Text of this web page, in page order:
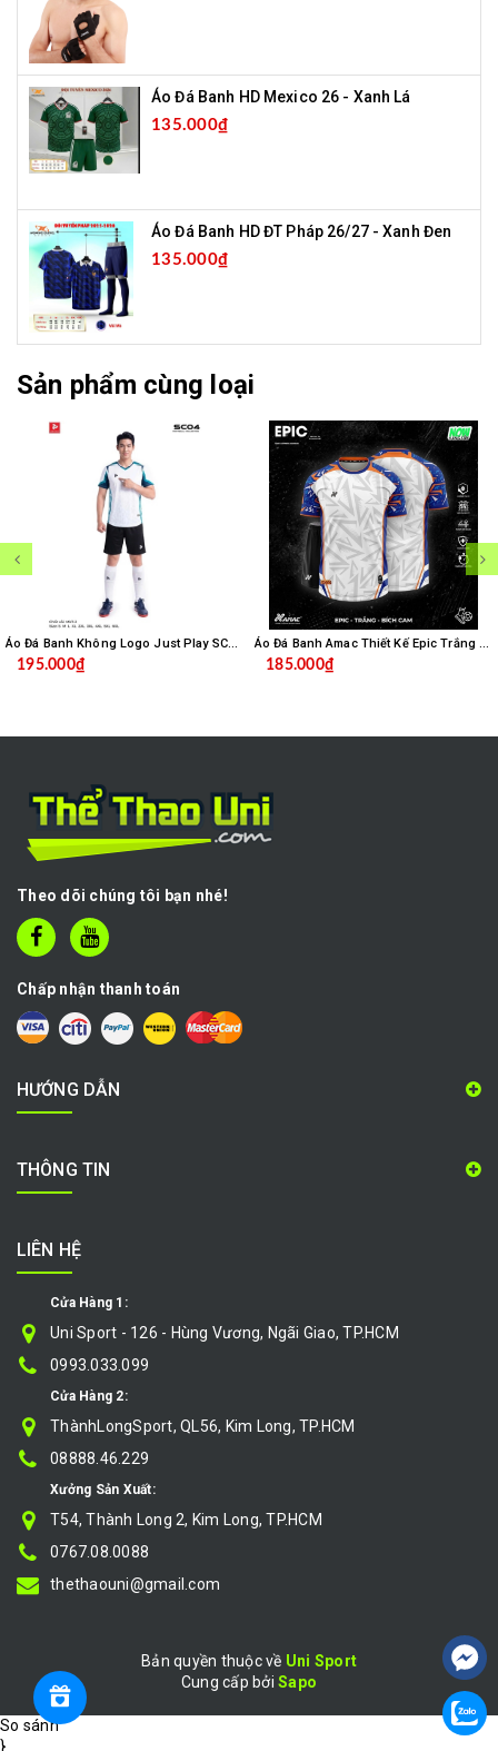
Áo Đá Banh HD Mexico 26 - Xanh Lá
135.000₫
Áo Đá Banh HD ĐT Pháp 26/27 - Xanh Đen
135.000₫
Sản phẩm cùng loại
Áo Đá Banh Không Logo Just Play SC04 - Trắng
195.000₫
Áo Đá Banh Amac Thiết Kế Epic Trắng Bích
185.000₫
Theo dõi chúng tôi bạn nhé!
Chấp nhận thanh toán
HƯỚNG DẪN
THÔNG TIN
LIÊN HỆ
Cửa Hàng 1:
Uni Sport - 126 - Hùng Vương, Ngãi Giao, TP.HCM
0993.033.099
Cửa Hàng 2:
ThànhLongSport, QL56, Kim Long, TP.HCM
08888.46.229
Xưởng Sản Xuất:
T54, Thành Long 2, Kim Long, TP.HCM
0767.08.0088
thethaouni@gmail.com
Bản quyền thuộc về Uni Sport
|
Cung cấp bởiSapo
So sánh
}